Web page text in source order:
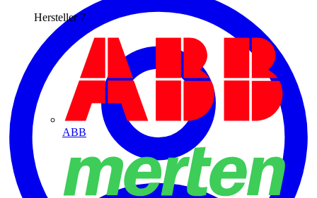
Hersteller 7
ABB